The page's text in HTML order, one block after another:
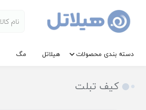
دسته بندی محصولات هیلاتل مگ
کیف تبلت